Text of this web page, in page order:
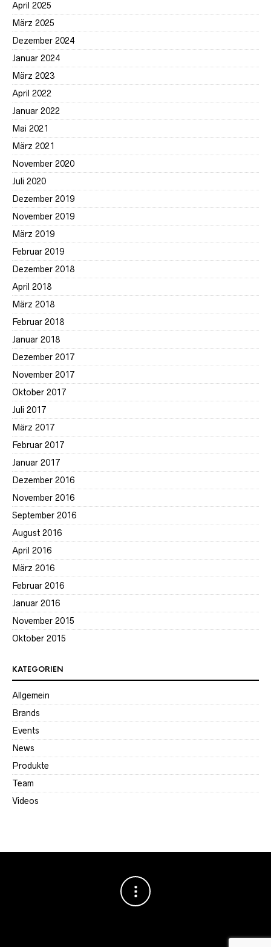
April 2025
März 2025
Dezember 2024
Januar 2024
März 2023
April 2022
Januar 2022
Mai 2021
März 2021
November 2020
Juli 2020
Dezember 2019
November 2019
März 2019
Februar 2019
Dezember 2018
April 2018
März 2018
Februar 2018
Januar 2018
Dezember 2017
November 2017
Oktober 2017
Juli 2017
März 2017
Februar 2017
Januar 2017
Dezember 2016
November 2016
September 2016
August 2016
April 2016
März 2016
Februar 2016
Januar 2016
November 2015
Oktober 2015
KATEGORIEN
Allgemein
Brands
Events
News
Produkte
Team
Videos